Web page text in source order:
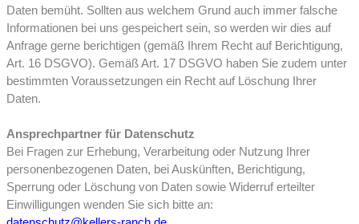
Daten bemüht. Sollten aus welchem Grund auch immer falsche
Infor­mationen bei uns gespeichert sein, so werden wir dies auf
Anfrage gerne berichtigen (gemäß Ihrem Recht auf Berichtigung,
Art. 16 DSGVO). Gemäß Art. 17 DSGVO haben Sie zudem unter
bestimmten Vor­aus­setzungen ein Recht auf Löschung Ihrer
Daten.
Ansprechpartner für Datenschutz
Bei Fragen zur Erhebung, Verarbeitung oder Nutzung Ihrer
personenbezogenen Daten, bei Auskünften, Berichtigung,
Sperrung oder Löschung von Daten sowie Widerruf erteilter
Einwilligungen wenden Sie sich bitte an: